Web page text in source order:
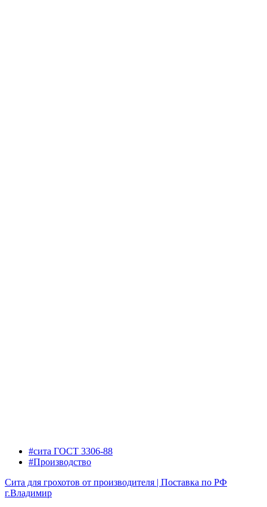
#сита ГОСТ 3306-88
#Производство
Сита для грохотов от производителя | Поставка по РФ
г.Владимир